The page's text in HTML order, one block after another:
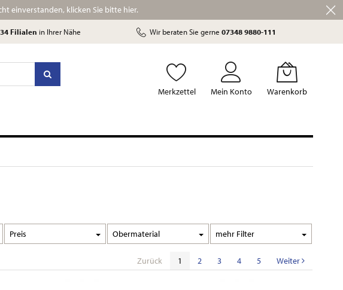
einverstanden, klicken Sie bitte hier.
34 Filialen in Ihrer Nähe Wir beraten Sie gerne07348 9880-111
Warenkorb
Mein Konto
Merkzettel
Preis Obermaterial Filter
Zurück 1 2 3 4 5 Weiter